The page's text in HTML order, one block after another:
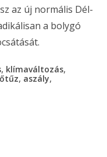
az új normális Dél-
a bolygó
, klímaváltozás,
, aszály,